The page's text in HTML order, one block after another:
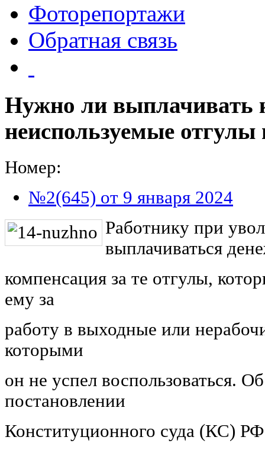
Фоторепортажи
Обратная связь
Нужно ли выплачивать
неиспользуемые
Номер:
№2(645) от 9 января 2024
Работнику при
выплачиваться
компенсация за те отгулы,
ему за
работу в выходные или
которыми
он не успел воспользоваться.
постановлении
Конституционного суда (КС)